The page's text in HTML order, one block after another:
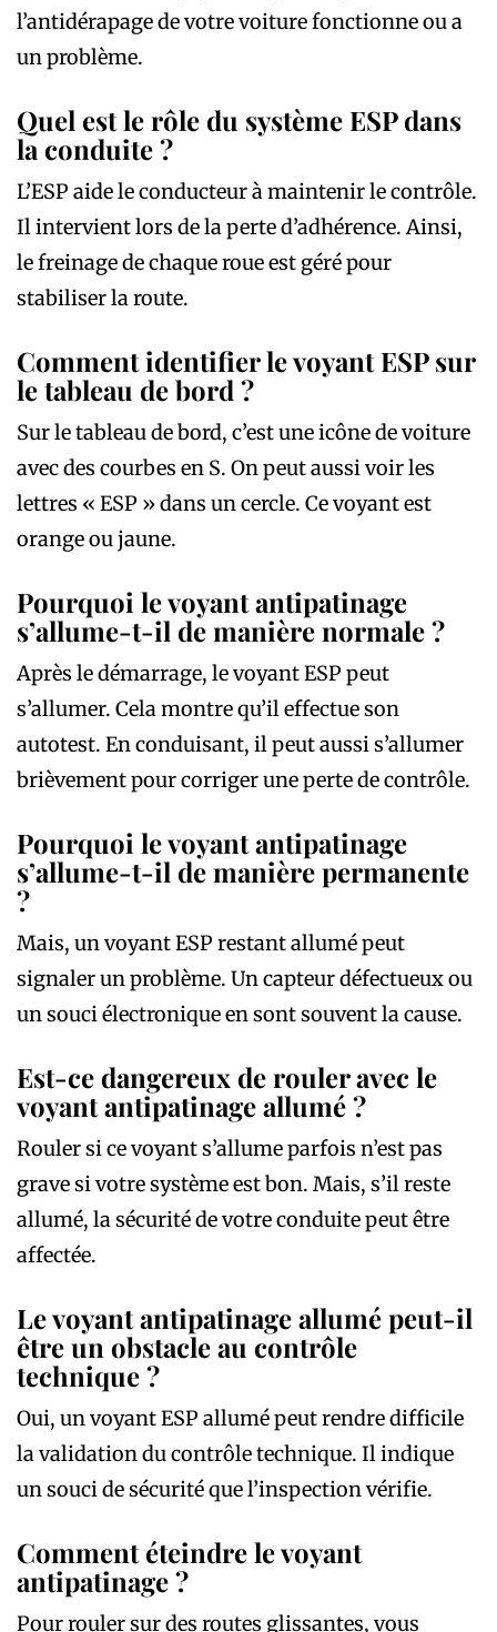
l’antidérapage de votre voiture fonctionne ou a
un problème.
Quel est le rôle du système ESP dans
la conduite ?
L’ESP aide le conducteur à maintenir le contrôle.
Il intervient lors de la perte d’adhérence. Ainsi,
le freinage de chaque roue est géré pour
stabiliser la route.
Comment identifier le voyant ESP sur
le tableau de bord ?
Sur le tableau de bord, c’est une icône de voiture
avec des courbes en S. On peut aussi voir les
lettres « ESP » dans un cercle. Ce voyant est
orange ou jaune.
Pourquoi le voyant antipatinage
s’allume-t-il de manière normale ?
Après le démarrage, le voyant ESP peut
s’allumer. Cela montre qu’il effectue son
autotest. En conduisant, il peut aussi s’allumer
brièvement pour corriger une perte de contrôle.
Pourquoi le voyant antipatinage
s’allume-t-il de manière permanente
?
Mais, un voyant ESP restant allumé peut
signaler un problème. Un capteur défectueux ou
un souci électronique en sont souvent la cause.
Est-ce dangereux de rouler avec le
voyant antipatinage allumé ?
Rouler si ce voyant s’allume parfois n’est pas
grave si votre système est bon. Mais, s’il reste
allumé, la sécurité de votre conduite peut être
affectée.
Le voyant antipatinage allumé peut-il
être un obstacle au contrôle
technique ?
Oui, un voyant ESP allumé peut rendre difficile
la validation du contrôle technique. Il indique
un souci de sécurité que l’inspection vérifie.
Comment éteindre le voyant
antipatinage ?
Pour rouler sur des routes glissantes, vous